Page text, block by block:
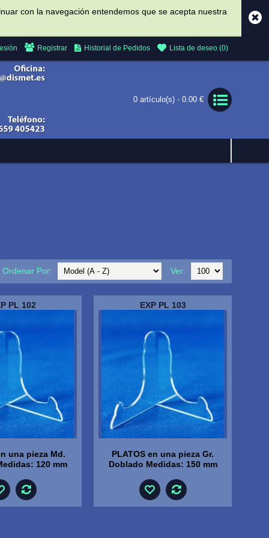
con la navegación entendemos que se acepta nuestra
Registrar Historial de Pedidos Lista de deseo (0)
0 artículo(s) - 0.00 €
Ver:
Ordenar Por:
PL 102
una pieza Md.
120 mm
EXP PL 103
PLATOS en una pieza Gr.
Doblado Medidas: 150 mm